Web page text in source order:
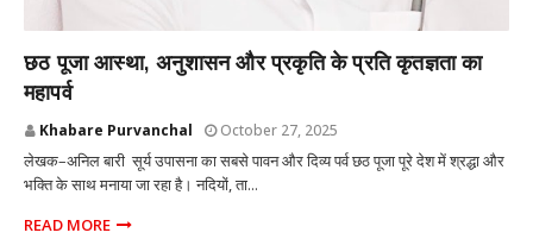
छठ पूजा आस्था, अनुशासन और प्रकृति के प्रति कृतज्ञता का
महापर्व
Khabare Purvanchal October 27, 2025
लेखक–अनिल बारी सूर्य उपासना का सबसे पावन और दिव्य पर्व छठ पूजा पूरे देश में श्रद्धा और
भक्ति के साथ मनाया जा रहा है। नदियों, ता...
READ MORE